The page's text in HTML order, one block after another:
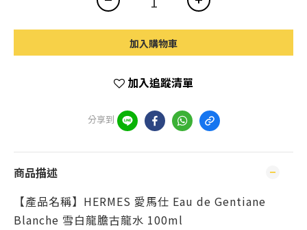
加入購物車
加入追蹤清單
分享到
商品描述
【產品名稱】HERMES 愛馬仕 Eau de Gentiane
Blanche 雪白龍膽古龍水 100ml